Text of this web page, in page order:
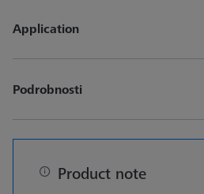
Application
Podrobnosti
Product note